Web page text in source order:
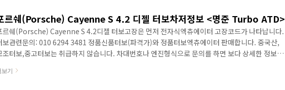
르쉐(Porsche) Cayenne S 4.2 디젤 터보차저정보 <명준 Turbo ATD>
르쉐(Porsche) Cayenne S 4.2디젤 터보고장은 먼저 전자식엑츄에이터 고장코드가 나타납니다.
보관련문의: 010 6294 3481 정품신품터보(파격가)와 정품터보엑츄에이터 판매합니다. 중국산,
조터보,중고터보는 취급하지 않습니다. 차대번호나 엔진형식으로 문의를 하면 보다 상세한 정보를
하여 터보사망 보증이 불가능하므로 신품터보로 교환하는 경우가 많습니다. 한쪽이 고장이면
보기